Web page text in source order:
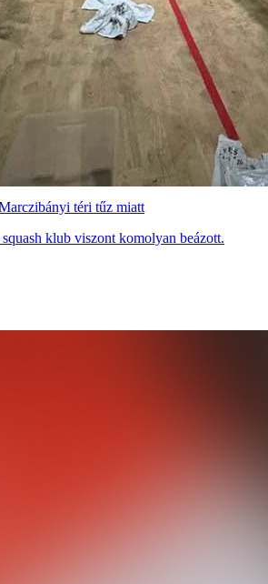
téri tűz miatt
klub viszont komolyan beázott.